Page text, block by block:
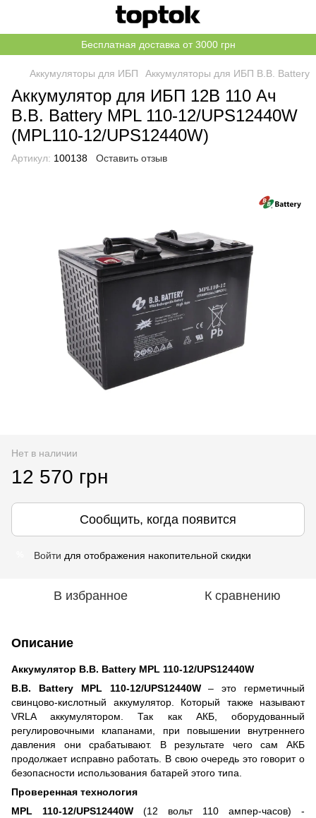
Бесплатная доставка от 3000 грн
Аккумуляторы для ИБП Аккумуляторы для ИБП B.B. Battery
Аккумулятор для ИБП 12В 110 Ач
B.B. Battery MPL 110-12/UPS12440W
(MPL110-12/UPS12440W)
Артикул: 100138 Оставить отзыв
Нет в наличии
12 570 грн
Сообщить, когда появится
Войти для отображения накопительной скидки
В избранное К сравнению
Описание
Аккумулятор B.B. Battery MPL 110-12/UPS12440W
B.B. Battery MPL 110-12/UPS12440W– это герметичный
свинцово-кислотный аккумулятор. Который также называют
VRLA аккумулятором. Так как АКБ, оборудованный
регулировочными клапанами, при повышении внутреннего
давления они срабатывают. В результате чего сам АКБ
продолжает исправно работать. В свою очередь это говорит о
безопасности использования батарей этого типа.
Проверенная технология
MPL 110-12/UPS12440W (12 вольт 110 ампер-часов) -